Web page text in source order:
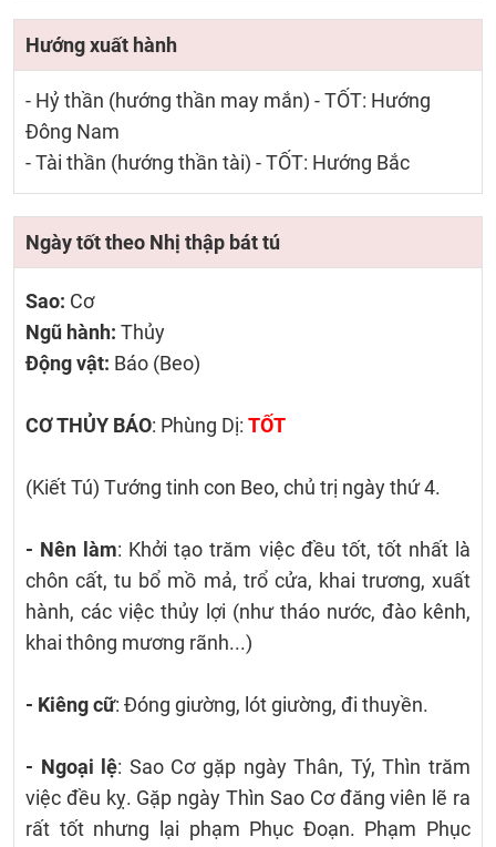
Hướng xuất hành
- Hỷ thần (hướng thần may mắn) - TỐT: Hướng
Đông Nam
- Tài thần (hướng thần tài) - TỐT: Hướng Bắc
Ngày tốt theo Nhị thập bát tú
Sao: Cơ
Ngũ hành: Thủy
Động vật: Báo (Beo)
CƠ THỦY BÁO: Phùng Dị: TỐT
(Kiết Tú) Tướng tinh con Beo, chủ trị ngày thứ 4.
- Nên làm: Khởi tạo trăm việc đều tốt, tốt nhất là
chôn cất, tu bổ mồ mả, trổ cửa, khai trương, xuất
hành, các việc thủy lợi (như tháo nước, đào kênh,
khai thông mương rãnh...)
- Kiêng cữ: Đóng giường, lót giường, đi thuyền.
- Ngoại lệ: Sao Cơ gặp ngày Thân, Tý, Thìn trăm
việc đều kỵ. Gặp ngày Thìn Sao Cơ đăng viên lẽ ra
rất tốt nhưng lại phạm Phục Đoạn. Phạm Phục